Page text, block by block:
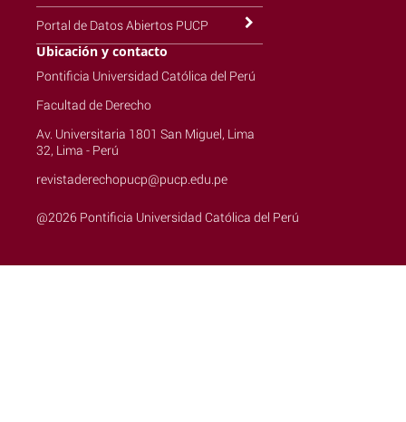
Portal de Datos Abiertos PUCP
Ubicación y contacto
Pontificia Universidad Católica del Perú
Facultad de Derecho
Av. Universitaria 1801 San Miguel, Lima
32, Lima - Perú
revistaderechopucp@pucp.edu.pe
@2026 Pontificia Universidad Católica del Perú